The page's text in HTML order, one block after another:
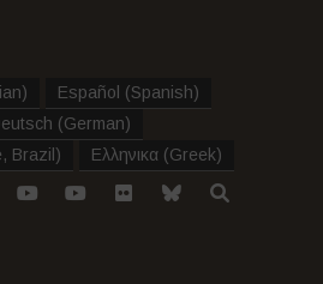
) Español (Spanish)
(German)
Brazil ) Ελληνικα (Greek)